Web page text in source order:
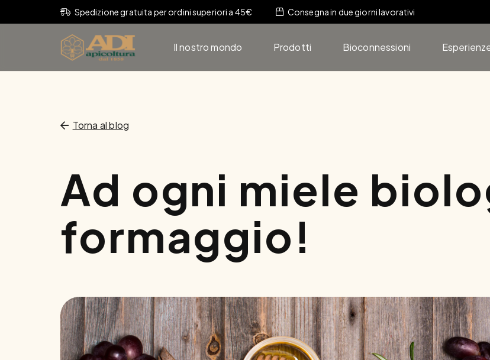
Spedizione gratuita per ordini superiori a 45€ Consegna in due giorni lavorativi
Il nostro mondo Prodotti Bioconnessioni
Torna al blog
Ad ogni miele
formaggio!